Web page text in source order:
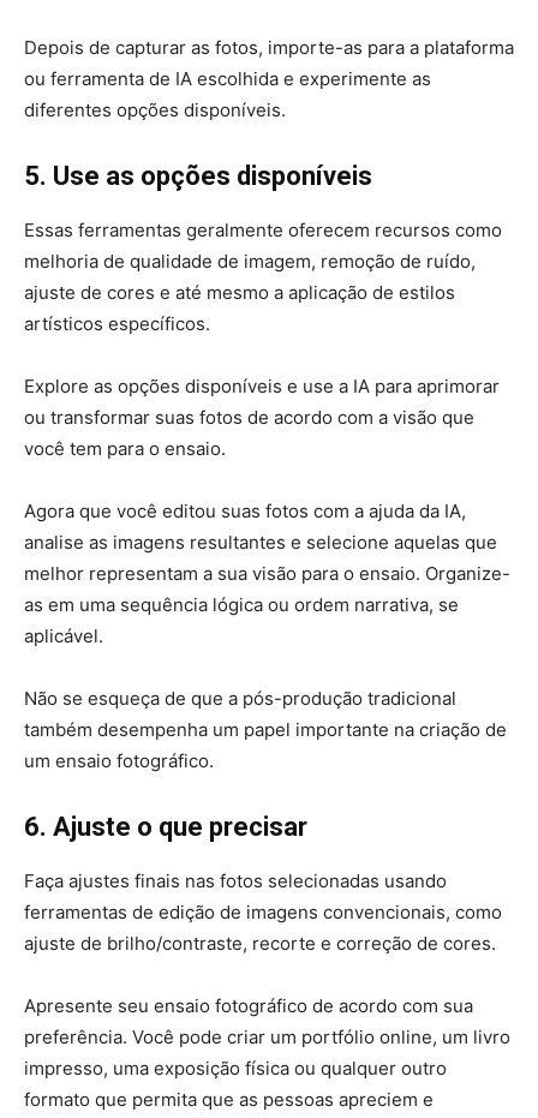
Depois de capturar as fotos, importe-as para a plataforma
ou ferramenta de IA escolhida e experimente as
diferentes opções disponíveis.
5. Use as opções disponíveis
Essas ferramentas geralmente oferecem recursos como
melhoria de qualidade de imagem, remoção de ruído,
ajuste de cores e até mesmo a aplicação de estilos
artísticos específicos.
Explore as opções disponíveis e use a IA para aprimorar
ou transformar suas fotos de acordo com a visão que
você tem para o ensaio.
Agora que você editou suas fotos com a ajuda da IA,
analise as imagens resultantes e selecione aquelas que
melhor representam a sua visão para o ensaio. Organize-
as em uma sequência lógica ou ordem narrativa, se
aplicável.
Não se esqueça de que a pós-produção tradicional
também desempenha um papel importante na criação de
um ensaio fotográfico.
6. Ajuste o que precisar
Faça ajustes finais nas fotos selecionadas usando
ferramentas de edição de imagens convencionais, como
ajuste de brilho/contraste, recorte e correção de cores.
Apresente seu ensaio fotográfico de acordo com sua
preferência. Você pode criar um portfólio online, um livro
impresso, uma exposição física ou qualquer outro
formato que permita que as pessoas apreciem e